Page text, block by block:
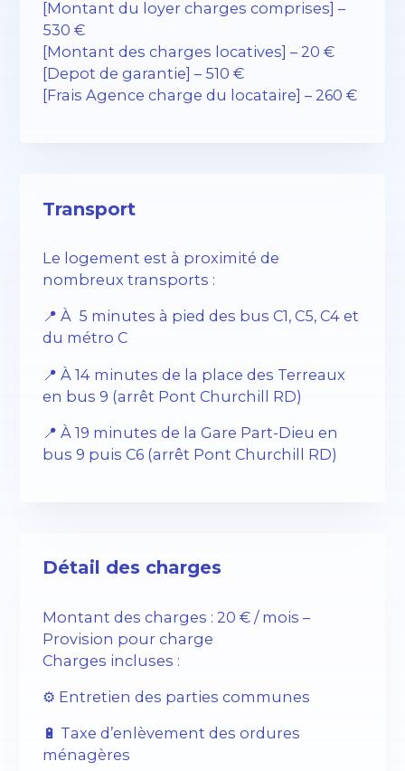
[Montant du loyer charges comprises] –
530 €
[Montant des charges locatives] – 20 €
[Depot de garantie] – 510 €
[Frais Agence charge du locataire] – 260 €
Transport
Le logement est à proximité de
nombreux transports :
📍À 5 minutes à pied des bus C1, C5, C4 et
du métro C
📍À 14 minutes de la place des Terreaux
en bus 9 (arrêt Pont Churchill RD)
📍À 19 minutes de la Gare Part-Dieu en
bus 9 puis C6 (arrêt Pont Churchill RD)
Détail des charges
Montant des charges : 20 € / mois –
Provision pour charge
Charges incluses :
⚙️ Entretien des parties communes
🔋 Taxe d’enlèvement des ordures
ménagères